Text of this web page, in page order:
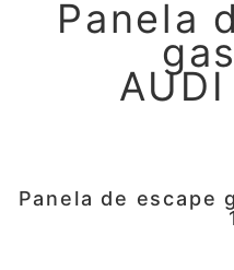
Panela
Panela de escape